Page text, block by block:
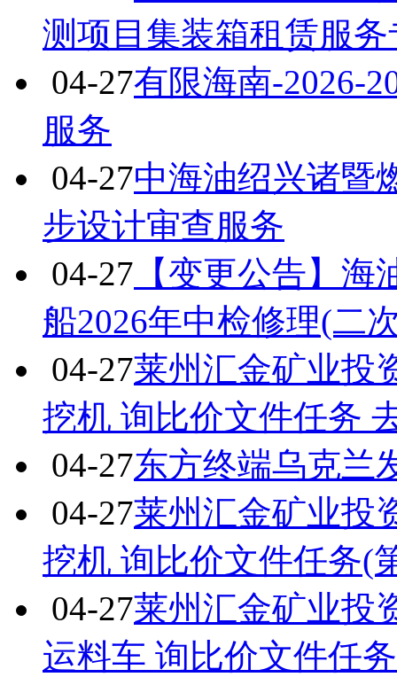
测项目集装箱租赁服
04-27有限海南-2026-
服务
04-27中海油绍兴诸暨
步设计审查服务
04-27 【变更公告】
船2026年中检修理(二
04-27莱州汇金矿业投
挖机 询比价文件任务
04-27东方终端乌克兰
04-27莱州汇金矿业投
挖机 询比价文件任务(
04-27莱州汇金矿业投
运料车 询比价文件任